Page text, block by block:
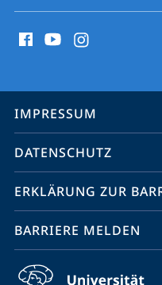
Media
Service-
Navigation
IMPRESSUM
DATENSCHUTZ
ERKLÄRUNG ZUR
BARRIERE MELDEN